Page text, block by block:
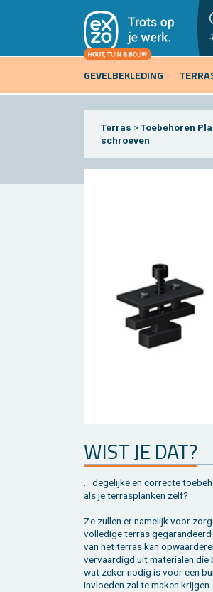
GEVELBEKLEDING
Terras >Toebehoren
schroeven
WIST JE DAT?
... de­ge­lij­ke en cor­rec­te
als je terras­planken zelf?
Ze zul­len er na­me­lijk voor
vol­le­di­ge ter­ras
van het ter­ras kan
ver­vaar­digd uit ma­te­ri­a­len die
wat zeker nodig is voor een
in­vloe­den zal te maken krij­gen.